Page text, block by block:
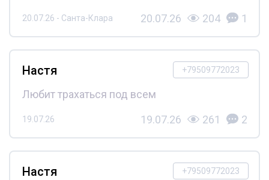
20.07.26 - Санта-Клара 20.07.26 204 1
+79509772023
Настя
Любит трахаться под всем
19.07.26 19.07.26 261 2
+79509772023
Настя